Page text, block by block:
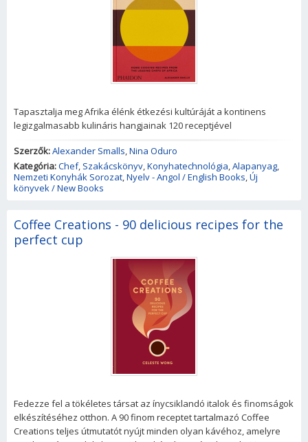
Tapasztalja meg Afrika élénk étkezési kultúráját a kontinens
legizgalmasabb kulináris hangjainak 120 receptjével
Szerzők:Alexander Smalls,Nina Oduro
Kategória:Chef, Szakácskönyv,Konyhatechnológia,Alapanyag,
Nemzeti Konyhák Sorozat,Nyelv - Angol / English Books,Új
könyvek / New Books
Coffee Creations - 90 delicious recipes for the
perfect cup
Fedezze fel a tökéletes társat az ínycsiklandó italok és finomságok
elkészítéséhez otthon. A 90 finom receptet tartalmazó Coffee
Creations teljes útmutatót nyújt minden olyan kávéhoz, amelyre